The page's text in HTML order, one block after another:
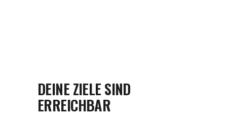
DEINE ZIELE SIND
ERREICHBAR